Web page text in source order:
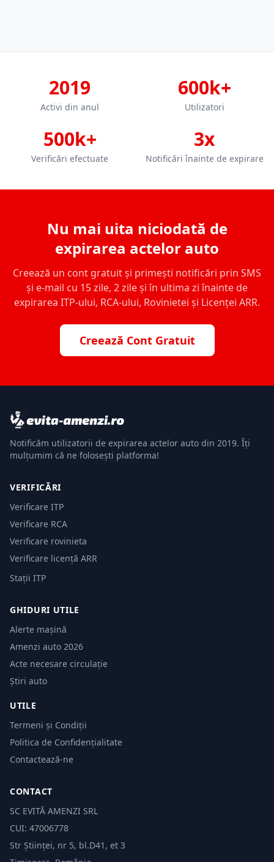
2019
Activi din anul
600k+
Utilizatori
500k+
Verificări efectuate
3x
Notificări înainte de expirare
Nu mai uita niciodată de
expirarea actelor auto
Creează un cont gratuit și primești notificări prin SMS
și e-mail cu 15 zile, 2 zile și în ultima zi înainte de
expirarea ITP-ului, RCA-ului, Rovinietei și Licenței ARR.
Creează Cont Gratuit
Notificăm utilizatorii de expirarea actelor auto din 2019. Îți
mulțumim că ne folosești platforma!
VERIFICĂRI
Verificare ITP
Verificare RCA
Verificare rovinieta
Verificare licență ARR
Stații ITP
GHIDURI UTILE
Alerte mașină
Amenzi auto 2026
Acte necesare circulație
Știri auto
UTILE
Termeni și Condiții
Politica de Confidențialitate
Contactează-ne
CONTACT
SC EVITĂ AMENZI SRL
CUI: 47006778
Str Științei, nr 5, bl.D41, et 3